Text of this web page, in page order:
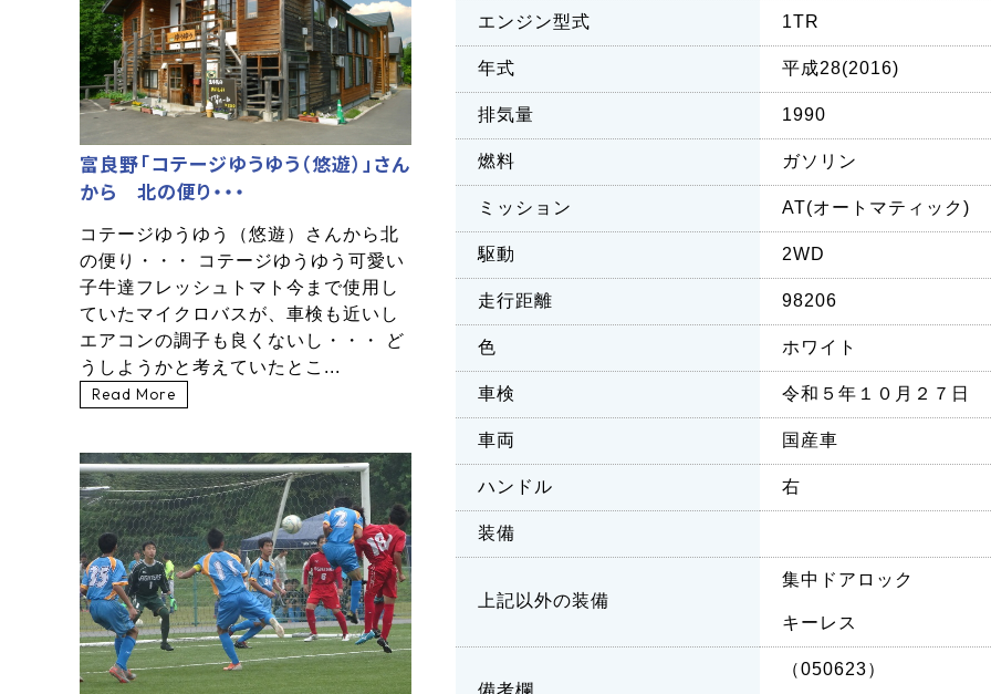
エンジン型式 1TR
年式 平成28(2016)
排気量 1990
燃料 ガソリン
ミッション AT(オートマティック)
駆動 2WD
走行距離 98206
色 ホワイト
車検 令和５年１０月２７日
車両 国産車
ハンドル 右
装備
上記以外の装備
集中ドアロック
キーレス
備考欄
（050623）
富良野「コテージゆうゆう（悠遊）」さん
から 北の便り・・・
コテージゆうゆう（悠遊）さんから北
の便り・・・ コテージゆうゆう可愛い
子牛達フレッシュトマト今まで使用し
ていたマイクロバスが、車検も近いし
エアコンの調子も良くないし・・・ ど
うしようかと考えていたとこ...
Read More